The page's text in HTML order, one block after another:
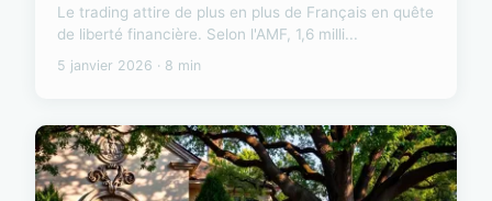
Le trading attire de plus en plus de Français en quête
de liberté financière. Selon l'AMF, 1,6 milli...
5 janvier 2026 · 8 min